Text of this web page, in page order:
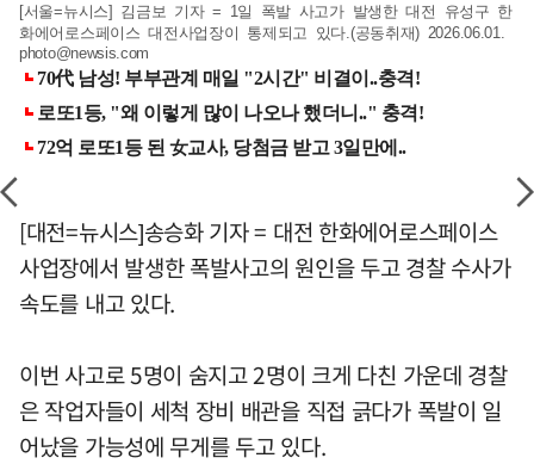
[서울=뉴시스] 김금보 기자 = 1일 폭발 사고가 발생한 대전 유성구 한
화에어로스페이스 대전사업장이 통제되고 있다.(공동취재) 2026.06.01.
photo@newsis.com
[대전=뉴시스]송승화 기자 = 대전 한화에어로스페이스
사업장에서 발생한 폭발사고의 원인을 두고 경찰 수사가
속도를 내고 있다.
이번 사고로 5명이 숨지고 2명이 크게 다친 가운데 경찰
은 작업자들이 세척 장비 배관을 직접 긁다가 폭발이 일
어났을 가능성에 무게를 두고 있다.